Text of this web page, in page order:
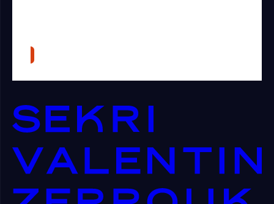
Presse